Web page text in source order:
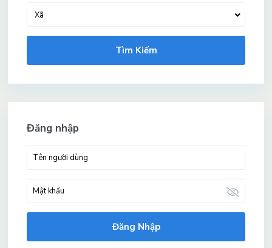
Xã
Tìm Kiếm
Đăng nhập
Đăng Nhập